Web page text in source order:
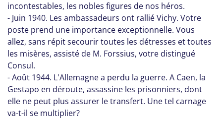
incontestables, les nobles figures de nos héros.
- Juin 1940. Les ambassadeurs ont rallié Vichy. Votre
poste prend une importance exceptionnelle. Vous
allez, sans répit secourir toutes les détresses et toutes
les misères, assisté de M. Forssius, votre distingué
Consul.
- Août 1944. L'Allemagne a perdu la guerre. A Caen, la
Gestapo en déroute, assassine les prisonniers, dont
elle ne peut plus assurer le transfert. Une tel carnage
va-t-il se multiplier?